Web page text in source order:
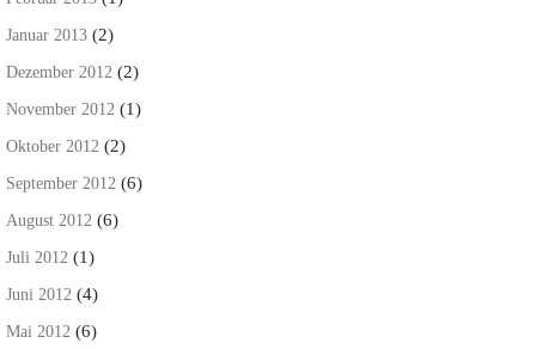
Januar 2013 (2)
Dezember 2012 (2)
November 2012 (1)
Oktober 2012 (2)
September 2012 (6)
August 2012 (6)
Juli 2012 (1)
Juni 2012 (4)
Mai 2012 (6)